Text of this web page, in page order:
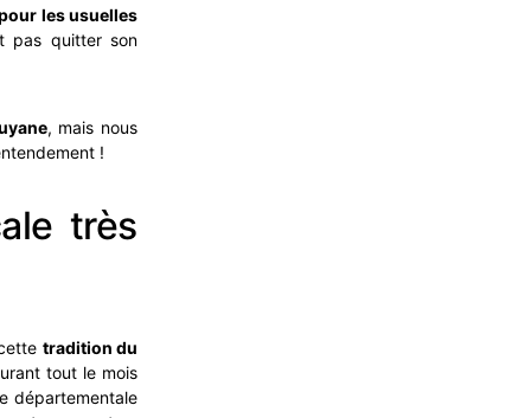
les usuelles
pas quitter son
, mais nous
!
très
tradition du
tout le mois
départementale